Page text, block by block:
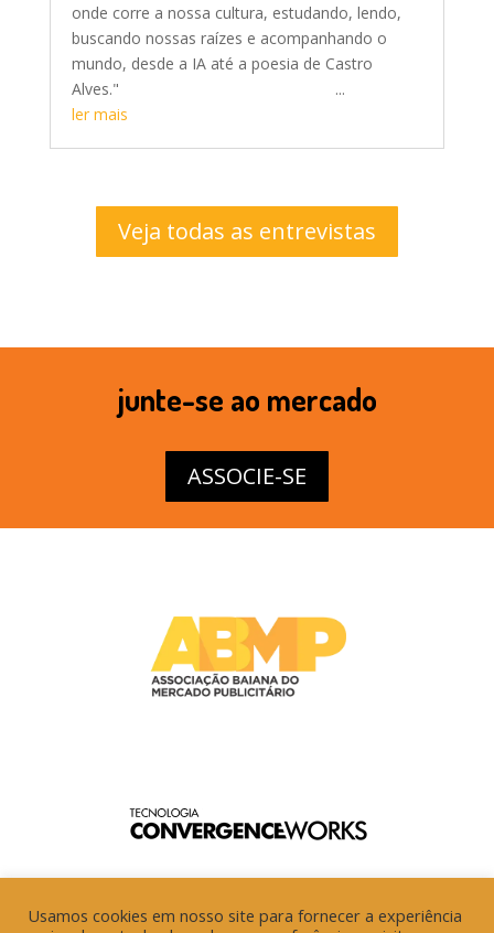
onde corre a nossa cultura, estudando, lendo,
buscando nossas raízes e acompanhando o
mundo, desde a IA até a poesia de Castro
Alves." ...
ler mais
Veja todas as entrevistas
junte-se ao mercado
ASSOCIE-SE
Usamos cookies em nosso site para fornecer a experiência